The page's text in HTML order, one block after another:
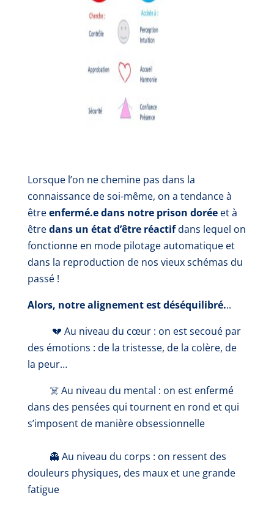
Lorsque l’on ne chemine pas dans la
connaissance de soi-même, on a tendance à
êtreenfermé.e dans notre prison dorée et à
êtredans un état d’être réactifdans lequel on
fonctionne en mode pilotage automatique et
dans la reproduction de nos vieux schémas du
passé !
Alors, notre alignement est déséquilibré...
💔 Au niveau du cœur: on est secoué par
des émotions : de la tristesse, de la colère, de
la peur…
☠️Au niveau du mental : on est enfermé
dans des pensées qui tournent en rond et qui
s’imposent de manière obsessionnelle
👻 Au niveau du corps : on ressent des
douleurs physiques, des maux et une grande
fatigue